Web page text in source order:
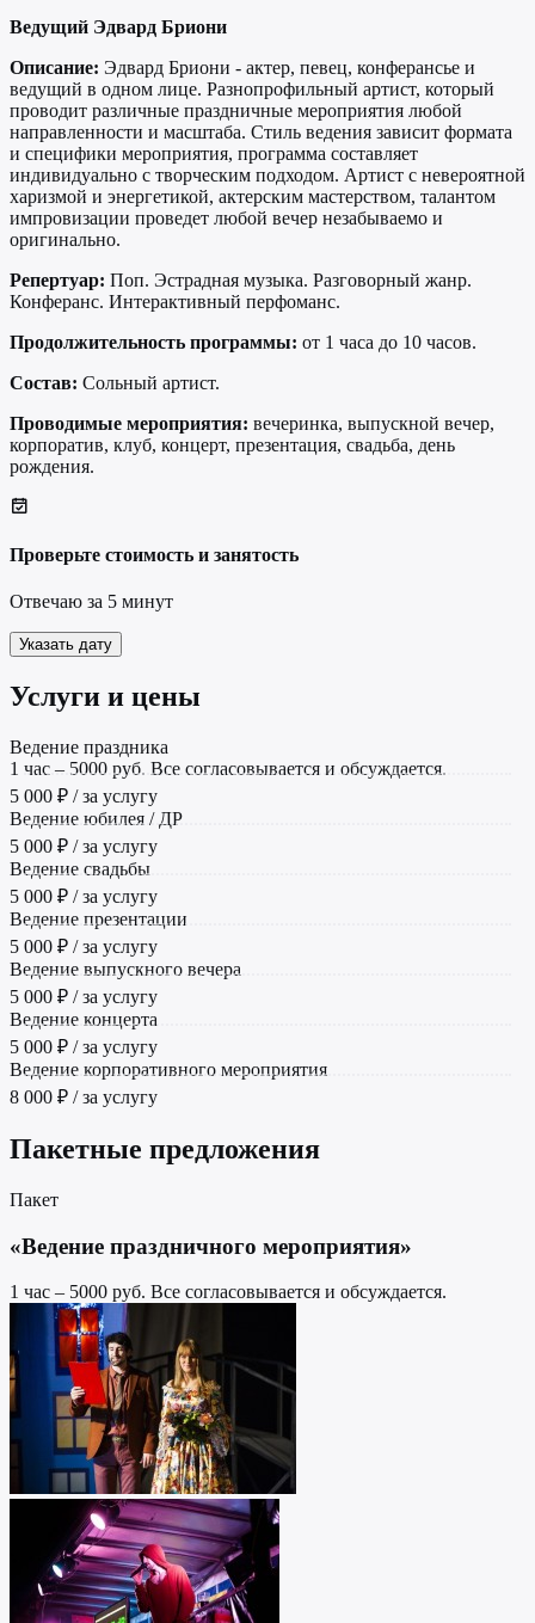
Ведущий Эдвард Бриони
Описание: Эдвард Бриони - актер, певец, конферансье и
ведущий в одном лице. Разнопрофильный артист, который
проводит различные праздничные мероприятия любой
направленности и масштаба. Стиль ведения зависит формата
и специфики мероприятия, программа составляет
индивидуально с творческим подходом. Артист с невероятной
харизмой и энергетикой, актерским мастерством, талантом
импровизации проведет любой вечер незабываемо и
оригинально.
Репертуар: Поп. Эстрадная музыка. Разговорный жанр.
Конферанс. Интерактивный перфоманс.
Продолжительность программы: от 1 часа до 10 часов.
Состав: Сольный артист.
Проводимые мероприятия: вечеринка, выпускной вечер,
корпоратив, клуб, концерт, презентация, свадьба, день
рождения.
Проверьте стоимость и занятость
Отвечаю за 5 минут
Указать дату
Услуги и цены
Ведение праздника
1 час – 5000 руб. Все согласовывается и обсуждается.
5 000 ₽ / за услугу
Ведение юбилея / ДР
5 000 ₽ / за услугу
Ведение свадьбы
5 000 ₽ / за услугу
Ведение презентации
5 000 ₽ / за услугу
Ведение выпускного вечера
5 000 ₽ / за услугу
Ведение концерта
5 000 ₽ / за услугу
Ведение корпоративного мероприятия
8 000 ₽ / за услугу
Пакетные предложения
Пакет
«Ведение праздничного мероприятия»
1 час – 5000 руб. Все согласовывается и обсуждается.